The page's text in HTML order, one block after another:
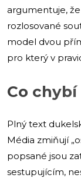
argumentuje,
rozlosované
model dvou
pro který v
Co
Plný text
Média zmiňují
popsané jsou
sestupujícím,